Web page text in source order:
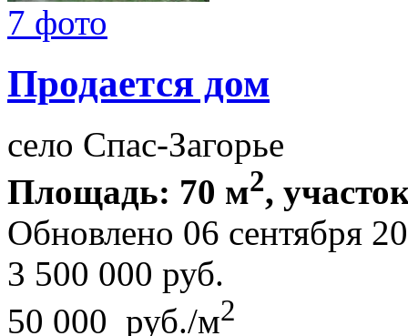
7 фото
Продается дом
село Спас-Загорье
Площадь: 70 м2,
Обновлено 06 сентября
3 500 000 руб.
50 000 руб./м2